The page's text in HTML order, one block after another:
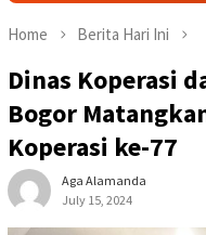
Home Berita Hari Ini
Dinas Koperasi
Bogor
Koperasi ke-77
Aga Alamanda
July 15, 2024